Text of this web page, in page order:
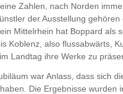
Zahlen, nach Norden
der Ausstellung gehören
Mittelrhein hat Boppard als
Koblenz, also flussabwärts,
Landtag ihre Werke zu
war Anlass, dass sich
Die Ergebnisse wurden